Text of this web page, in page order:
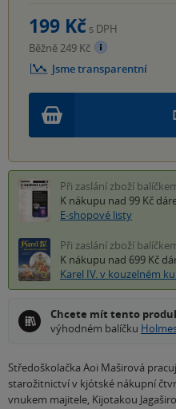
199 Kč s DPH
Běžně 249 Kč
Jsme transparentní
Při zaslání zboží
K nákupu nad 99 Kč
E-shopové listy
Při zaslání zboží
K nákupu nad 699 Kč
Karel IV. v kouzelném
Chcete mít tento
výhodném balíčku
Středoškolačka Aoi Maširová
starožitnictví v kjótské nákupní
vnukem majitele, Kijotakou